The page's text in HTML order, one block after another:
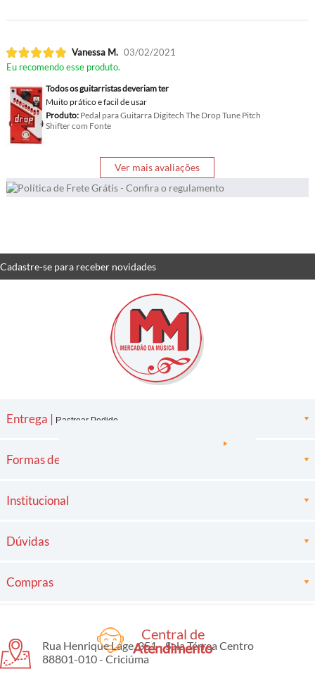
Vanessa M. 03/02/2021
Eu recomendo esse produto.
Todos os guitarristas deveriam ter
Muito prático e facil de usar
Produto:Pedal para Guitarra Digitech The Drop Tune Pitch
Shifter com Fonte
Ver mais avaliações
Cadastre-se para receber novidades
Entrega | Rastrear Pedido
Formas de pagamento
Institucional
Dúvidas
Compras
Central de
Atendimento
Rua Henrique Lage, 351 - Sala Térrea Centro
88801-010 - Criciúma